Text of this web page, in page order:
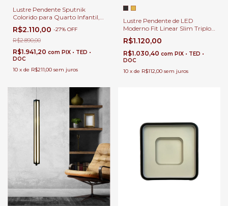
Lustre Pendente Sputnik
Colorido para Quarto Infantil,
Berçário, Escolinha, Loja e salão
de jogos.
R$2.110,00 -27% OFF
R$2.890,00
R$1.941,20 com PIX • TED •
DOC
10 x de R$211,00 sem juros
Lustre Pendente de LED
Moderno Fit Linear Slim Triplo
para Sala de Jantar, Quartos,
Sala de Estar e Mesa de
Escritórios
R$1.120,00
R$1.030,40 com PIX • TED •
DOC
10 x de R$112,00 sem juros